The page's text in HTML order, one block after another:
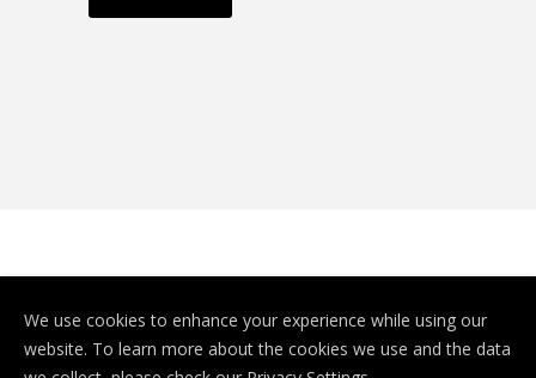
sites internet à Mulhouse
We use cookies to enhance your experience while using our
website. To learn more about the cookies we use and the data